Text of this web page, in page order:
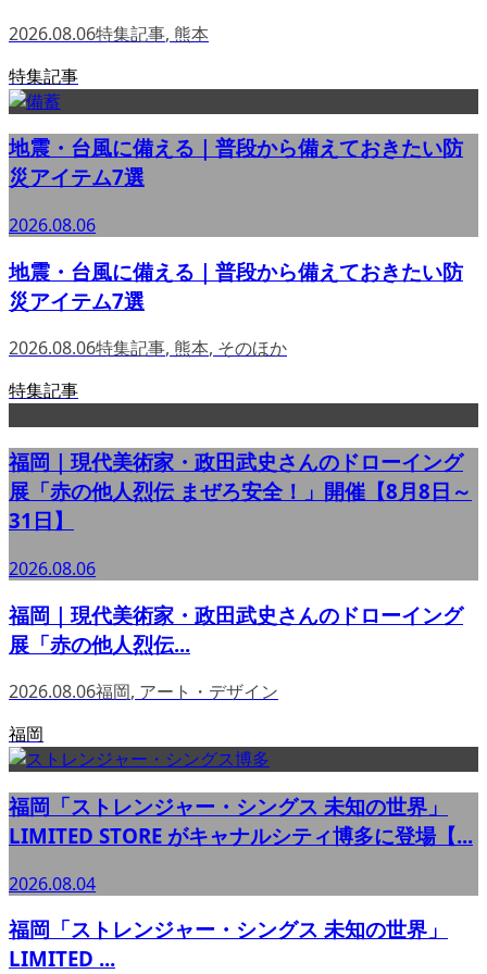
2026.08.06特集記事, 熊本
特集記事
地震・台風に備える｜普段から備えておきたい防
災アイテム7選
2026.08.06
地震・台風に備える｜普段から備えておきたい防
災アイテム7選
2026.08.06特集記事, 熊本, そのほか
特集記事
福岡｜現代美術家・政田武史さんのドローイング
展「赤の他人烈伝 まぜろ安全！」開催【8月8日～
31日】
2026.08.06
福岡｜現代美術家・政田武史さんのドローイング
展「赤の他人烈伝...
2026.08.06福岡, アート・デザイン
福岡
福岡「ストレンジャー・シングス 未知の世界」
LIMITED STORE がキャナルシティ博多に登場【...
2026.08.04
福岡「ストレンジャー・シングス 未知の世界」
LIMITED ...